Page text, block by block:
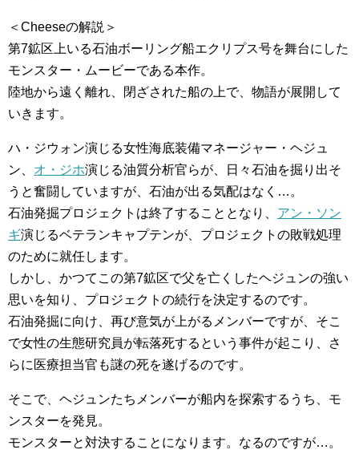
＜Cheeseの解説＞
第7鉱区上いる石油ボーリング船エクリプス号を舞台にした
モンスター・ムービーである本作。
陸地から遠く離れ、閉ざされた船の上で、物語が展開して
いきます。
ハ・ジウォン演じる女性海底装備マネージャー・ヘジュ
ン、 オ・ジホ演じる油質分析官らが、日々石油を掘り出そ
うと奮闘していますが、石油が出る気配はなく…。
石油発掘プロジェクトは終了することとなり、 アン・ソン
ギ演じるベテランキャプテンが、プロジェクトの敗戦処理
のために就任します。
しかし、かつてこの第7鉱区で父を亡くしたヘジュンの強い
思いを知り、プロジェクトの続行を決定するのです。
石油発掘に向け、再び意気が上がるメンバーですが、そこ
で女性の生態研究員が転落死するという事件が起こり、さ
らに医療担当官も謎の死を遂げるのです。
そこで、ヘジュンたちメンバーが船内を探索するうち、モ
ンスターを発見。
モンスターと対決することになります。なるのですが…。